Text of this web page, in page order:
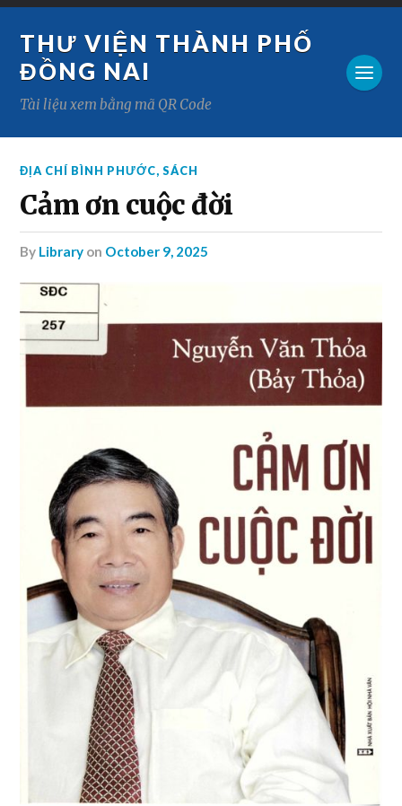
THƯ VIỆN THÀNH PHỐ
ĐỒNG NAI
Tài liệu xem bằng mã QR Code
ĐỊA CHÍ BÌNH PHƯỚC,SÁCH
Cảm ơn cuộc đời
by Library on October 9, 2025